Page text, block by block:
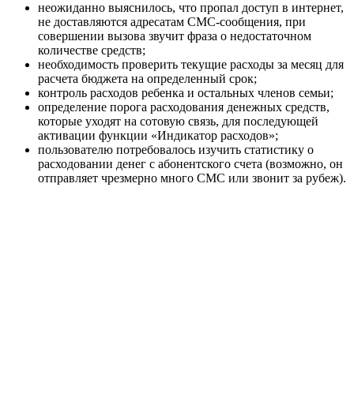
неожиданно выяснилось, что пропал доступ в интернет,
не доставляются адресатам СМС-сообщения, при
совершении вызова звучит фраза о недостаточном
количестве средств;
необходимость проверить текущие расходы за месяц для
расчета бюджета на определенный срок;
контроль расходов ребенка и остальных членов семьи;
определение порога расходования денежных средств,
которые уходят на сотовую связь, для последующей
активации функции «Индикатор расходов»;
пользователю потребовалось изучить статистику о
расходовании денег с абонентского счета (возможно, он
отправляет чрезмерно много СМС или звонит за рубеж).